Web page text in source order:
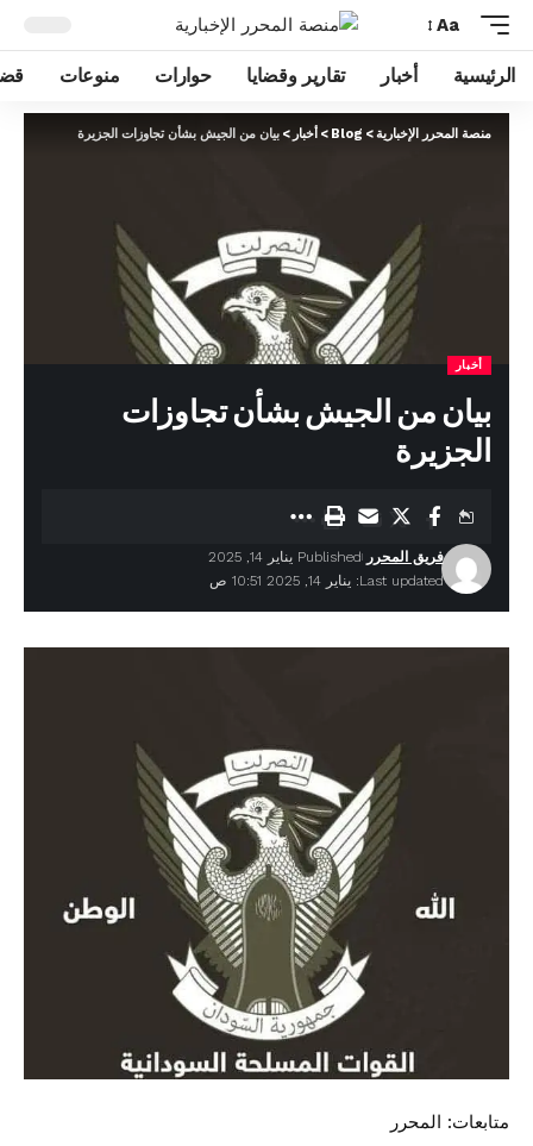
Aa
الرئيسية أخبار تقارير وقضايا حوارات منوعات
منصة المحرر الإخبارية>
Blog
> أخبار > بيان من الجيش بشأن تجاوزات الجزيرة
أخبار
بيان من الجيش بشأن تجاوزات
الجزيرة
Last updated: يناير 14, 2025 10:51 ص
فريق المحرر Published يناير 14, 2025
متابعات: المحرر